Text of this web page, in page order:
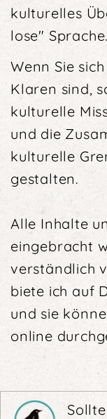
kulturelles
lose" Sprache.
Wenn Sie
Klaren sind,
kulturelle
und die
kulturelle
gestalten.
Alle Inhalte
eingebracht
ver­ständlich
biete ich auf
und sie
online